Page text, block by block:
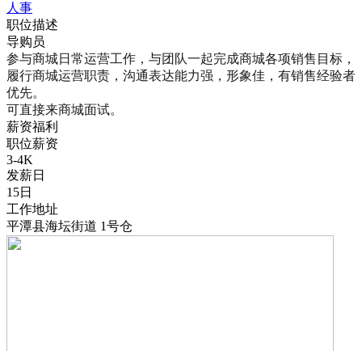
人事
职位描述
导购员
参与商城日常运营工作，与团队一起完成商城各项销售目标，
履行商城运营职责，沟通表达能力强，形象佳，有销售经验者
优先。
可直接来商城面试。
薪资福利
职位薪资
3-4K
发薪日
15日
工作地址
平潭县海坛街道 1号仓